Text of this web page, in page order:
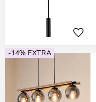
-14% EXTRA